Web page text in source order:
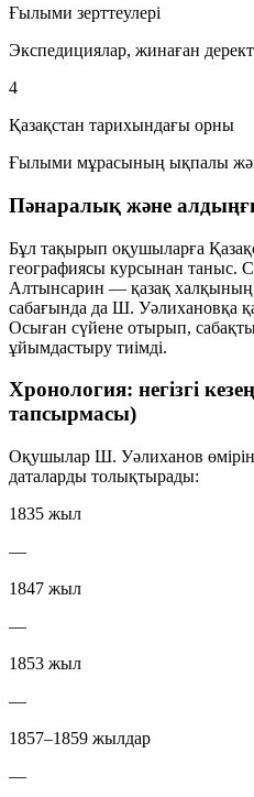
Ғылыми зерттеулері
Экспедициялар, жинаған
4
Қазақстан тарихындағы орны
Ғылыми мұрасының ықпалы
Пәнаралық және
Бұл тақырып оқушыларға
географиясы курсынан таныс.
Алтынсарин — қазақ халқының
сабағында да Ш. Уәлихановқа
Осыған сүйене отырып,
ұйымдастыру тиімді.
Хронология: негізгі
тапсырмасы)
Оқушылар Ш. Уәлиханов
даталарды толықтырады:
1835 жыл
—
1847 жыл
—
1853 жыл
—
1857–1859 жылдар
—